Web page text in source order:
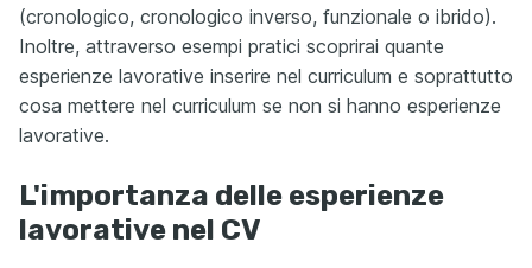
(cronologico, cronologico inverso, funzionale o ibrido).
Inoltre, attraverso esempi pratici scoprirai quante
esperienze lavorative inserire nel curriculum e soprattutto
cosa mettere nel curriculum se non si hanno esperienze
lavorative.
L'importanza delle esperienze
lavorative nel CV